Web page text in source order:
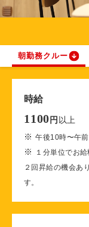
朝勤務クルー
時給
1100 円 以上
※午後10時〜午
※
１分単位でお
２回昇給の機会あ
す。